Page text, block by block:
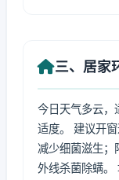
三、居家
今日天气多云，
适度。 建议开
减少细菌滋生；
外线杀菌除螨。